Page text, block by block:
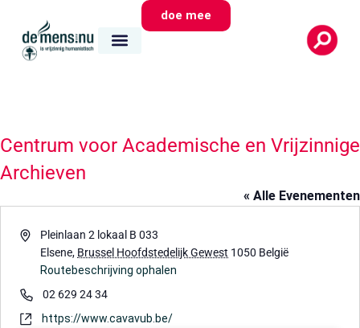
doe mee
Centrum voor Academische en Vrijzinnige
Archieven
« Alle Evenementen
AdresPleinlaan 2 lokaal B 033
Elsene, Brussel Hoofdstedelijk Gewest 1050 België
Routebeschrijving ophalen
Telefoon02 629 24 34
Websitehttps://www.cavavub.be/